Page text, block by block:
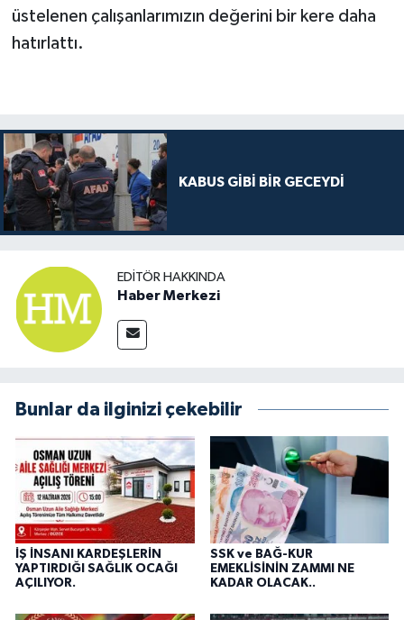
üstelenen çalışanlarımızın değerini bir kere daha
hatırlattı.
KABUS GİBİ BİR GECEYDİ
EDITÖR HAKKINDA
Haber Merkezi
Bunlar da ilginizi çekebilir
İŞ İNSANI KARDEŞLERİN
YAPTIRDIĞI SAĞLIK OCAĞI
AÇILIYOR.
SSK ve BAĞ-KUR
EMEKLİSİNİN ZAMMI NE
KADAR OLACAK..